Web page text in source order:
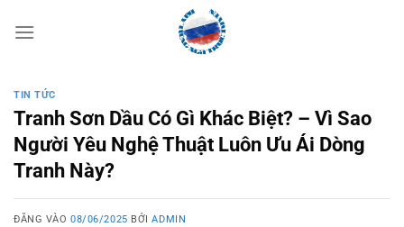
qua
TIN TỨC
Tranh Sơn Dầu Có Gì Khác Biệt? – Vì Sao
Người Yêu Nghệ Thuật Luôn Ưu Ái Dòng
Tranh Này?
ĐĂNG VÀO08/06/2025 BỞIADMIN